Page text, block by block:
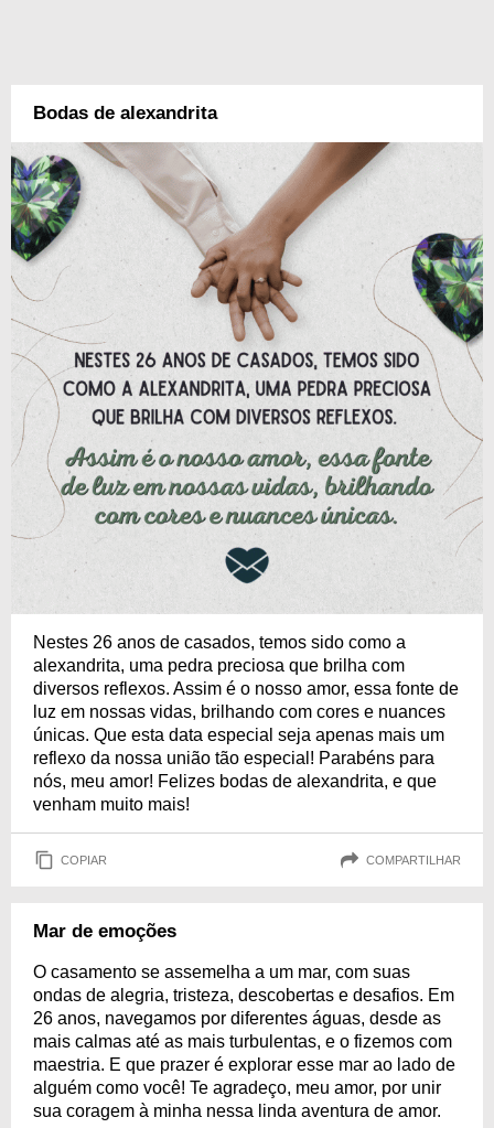
Bodas de alexandrita
Nestes 26 anos de casados, temos sido como a
alexandrita, uma pedra preciosa que brilha com
diversos reflexos. Assim é o nosso amor, essa fonte de
luz em nossas vidas, brilhando com cores e nuances
únicas. Que esta data especial seja apenas mais um
reflexo da nossa união tão especial! Parabéns para
nós, meu amor! Felizes bodas de alexandrita, e que
venham muito mais!
COPIAR COMPARTILHAR
Mar de emoções
O casamento se assemelha a um mar, com suas
ondas de alegria, tristeza, descobertas e desafios. Em
26 anos, navegamos por diferentes águas, desde as
mais calmas até as mais turbulentas, e o fizemos com
maestria. E que prazer é explorar esse mar ao lado de
alguém como você! Te agradeço, meu amor, por unir
sua coragem à minha nessa linda aventura de amor.